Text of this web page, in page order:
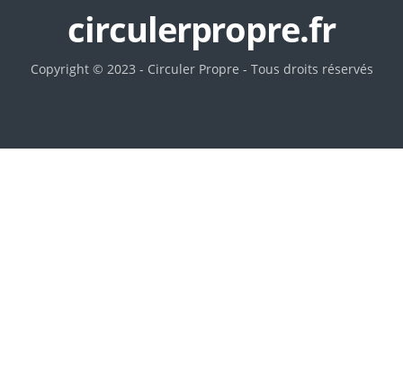
circulerpropre.fr
Copyright © 2023 - Circuler Propre - Tous droits réservés